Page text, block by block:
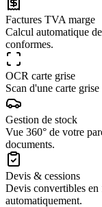
Factures TVA marge
Calcul automatique
conformes.
OCR carte grise
Scan d'une carte
Gestion de stock
Vue 360° de votre
documents.
Devis & cessions
Devis convertibles en
automatiquement.